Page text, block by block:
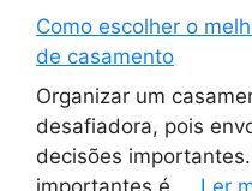
Como escolher o
de casamento
Organizar um
desafiadora, pois
decisões